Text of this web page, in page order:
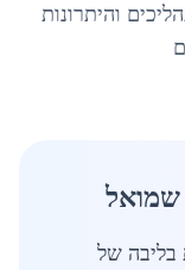
והיתרונות
שמואל
בליבה של